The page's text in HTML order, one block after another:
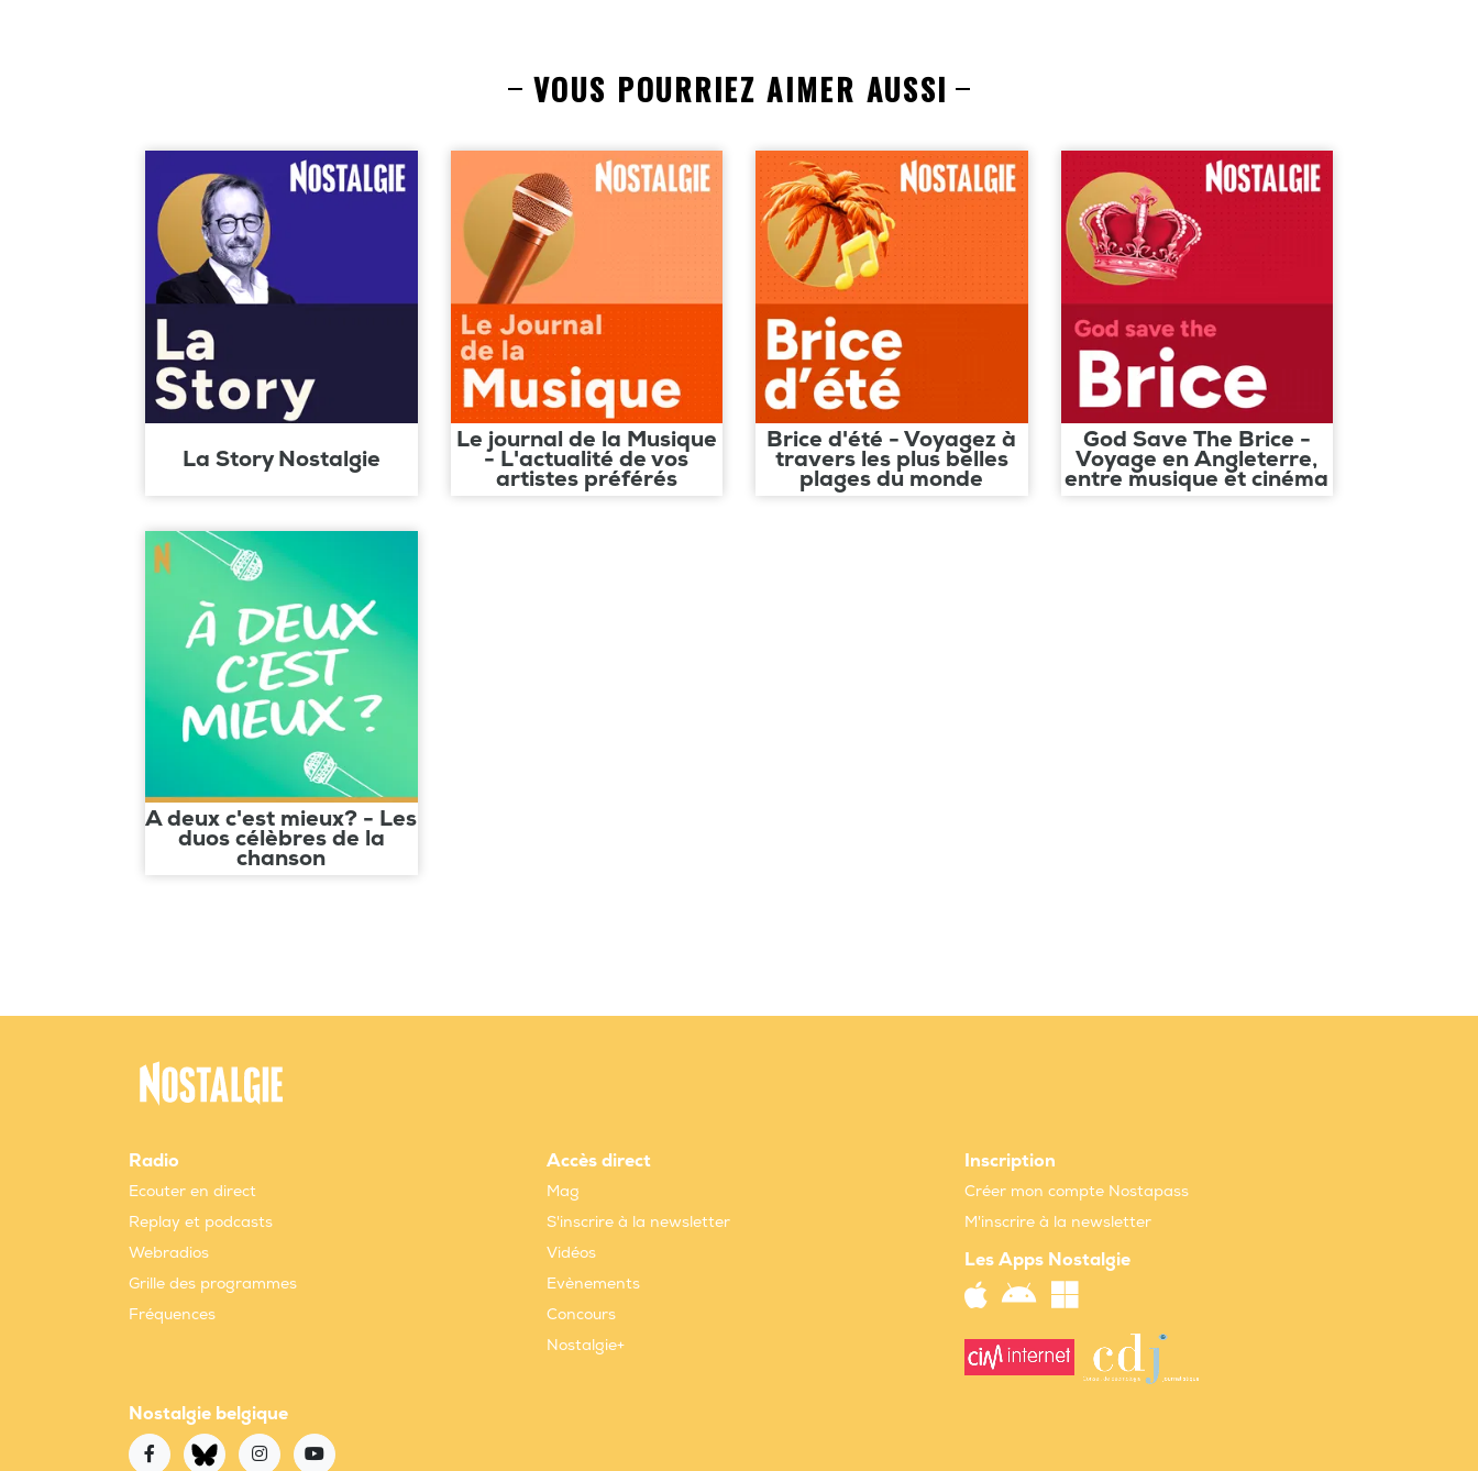
VOUS POURRIEZ AIMER AUSSI
La Story Nostalgie
Le journal de la Musique
- L'actualité de vos
artistes préférés
Brice d'été - Voyagez à
travers les plus belles
plages du monde
God Save The Brice -
Voyage en Angleterre,
entre musique et cinéma
A deux c'est mieux? - Les
duos célèbres de la
chanson
Radio
Ecouter en direct
Replay et podcasts
Webradios
Grille des programmes
Fréquences
Accès direct
Mag
S'inscrire à la newsletter
Vidéos
Evènements
Concours
Nostalgie+
Inscription
Créer mon compte Nostapass
M'inscrire à la newsletter
Les Apps Nostalgie
Nostalgie belgique